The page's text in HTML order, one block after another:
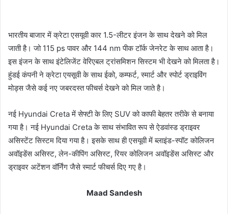
भारतीय बाजार में क्रेटा एसयूवी कार 1.5-लीटर इंजन के साथ देखने को मिल
जाती है। जो 115 ps पावर और 144 nm पीक टॉर्क जेनरेट के साथ आता है।
इस इंजन के साथ इंटेलिजेंट वेरिएबल ट्रांसमिशन सिस्टम भी देखने को मिलता है।
हुंडई कंपनी ने क्रेटा एयसूवी के साथ ईको, कम्फर्ट, स्मार्ट और स्पोर्ट ड्राइविंग
मोड्स जैसे कई नए जबरदस्त फीचर्स देखने को मिल जाते है।
नई Hyundai Creta में सेफ्टी के लिए SUV को काफी बेहतर तरीके से बनाया
गया है। नई Hyundai Creta के साथ संभावित रूप से ऐडवांस्ड ड्राइवर
असिस्टेंट सिस्टम दिया गया है। इसके साथ ही एसयूवी में ब्लाइंड-स्पॉट कोलिजन
अवॉइडेंस असिस्ट, लेन-कीपिंग असिस्ट, रियर कोलिजन अवॉइडेंस असिस्ट और
ड्राइवर अटेंशन वॉर्निंग जैसे स्मार्ट फीचर्स दिए गए है।
Maad Sandesh